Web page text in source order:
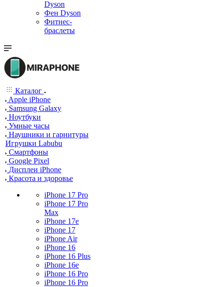
Dyson
Фен Dyson
Фитнес-
браслеты
Каталог
Apple iPhone
Samsung Galaxy
Ноутбуки
Умные часы
Наушники и гарнитуры
Игрушки Labubu
Смартфоны
Google Pixel
Дисплеи iPhone
Красота и здоровье
iPhone 17 Pro
iPhone 17 Pro
Max
iPhone 17e
iPhone 17
iPhone Air
iPhone 16
iPhone 16 Plus
iPhone 16e
iPhone 16 Pro
iPhone 16 Pro